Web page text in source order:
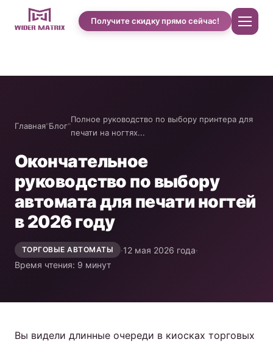
Главная
Магазин
Case studies of Cotton Candy
Автомат по продаже чехлов для телефонов
Машина для приготовления протеиновых
Получите скидку прямо сейчас!
Главная"Блог"
Полное руководство по выбору принтера для
печати на ногтях...
Окончательное
руководство по выбору
автомата для печати ногтей
в 2026 году
ТОРГОВЫЕ АВТОМАТЫ ·12 мая 2026 года·
Время чтения: 9 минут
Вы видели длинные очереди в киосках торговых